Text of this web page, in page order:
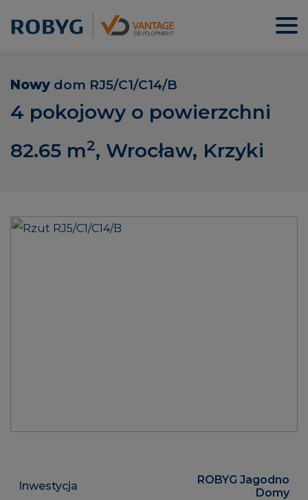
Nowy dom RJ5/C1/C14/B
4 pokojowy o powierzchni
82.65 m2, Wrocław, Krzyki
Inwestycja
ROBYG Jagodno
Domy